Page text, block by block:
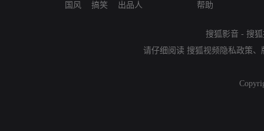
国风
搞笑
出品人
帮助
搜狐影音 - 搜
请仔细阅读 搜狐视频隐私政策、